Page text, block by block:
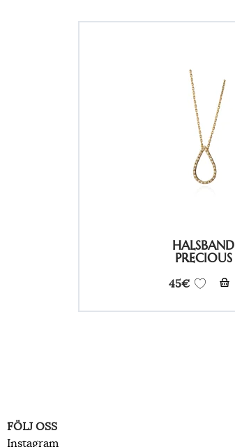
HALSBAND
PRECIOUS
45€
FÖLJ OSS
Instagram